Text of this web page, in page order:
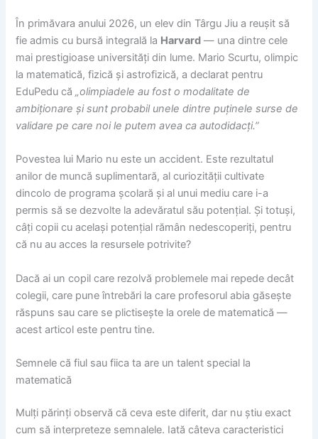
În primăvara anului 2026, un elev din Târgu Jiu a reușit să
fie admis cu bursă integrală la Harvard — una dintre cele
mai prestigioase universități din lume. Mario Scurtu, olimpic
la matematică, fizică și astrofizică, a declarat pentru
EduPedu că„olimpiadele au fost o modalitate de
ambiționare și sunt probabil unele dintre puținele surse de
validare pe care noi le putem avea ca autodidacți.”
Povestea lui Mario nu este un accident. Este rezultatul
anilor de muncă suplimentară, al curiozității cultivate
dincolo de programa școlară și al unui mediu care i-a
permis să se dezvolte la adevăratul său potențial. Și totuși,
câți copii cu același potențial rămân nedescoperiți, pentru
că nu au acces la resursele potrivite?
Dacă ai un copil care rezolvă problemele mai repede decât
colegii, care pune întrebări la care profesorul abia găsește
răspuns sau care se plictisește la orele de matematică —
acest articol este pentru tine.
Semnele că fiul sau fiica ta are un talent special la
matematică
Mulți părinți observă că ceva este diferit, dar nu știu exact
cum să interpreteze semnalele. Iată câteva caracteristici